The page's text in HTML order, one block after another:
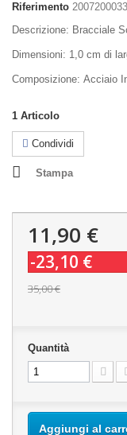
Riferimento
Descrizione: Bracciale
Dimensioni: 1,0 cm di
Composizione: Acciaio
1 Articolo
Condividi
Stampa
11,90 €
-23,10 €
35,00 €
Quantità
Aggiungi al